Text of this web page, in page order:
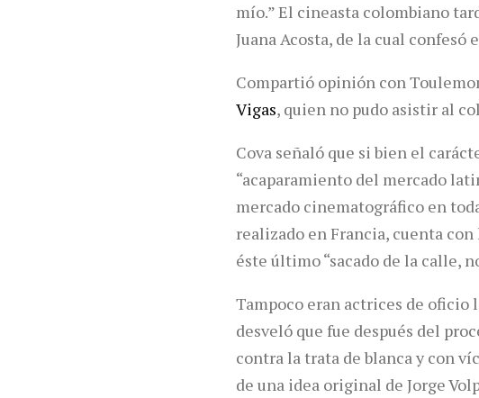
mío.” El cineasta colombiano
Juana Acosta, de la cual
Compartió opinión con
Vigas, quien no pudo asistir al
Cova señaló que si bien el
“acaparamiento del mercado
mercado cinematográfico en
realizado en Francia, cuenta
éste último “sacado de la calle,
Tampoco eran actrices de oficio
desveló que fue después del
contra la trata de blanca y con
de una idea original de Jorge